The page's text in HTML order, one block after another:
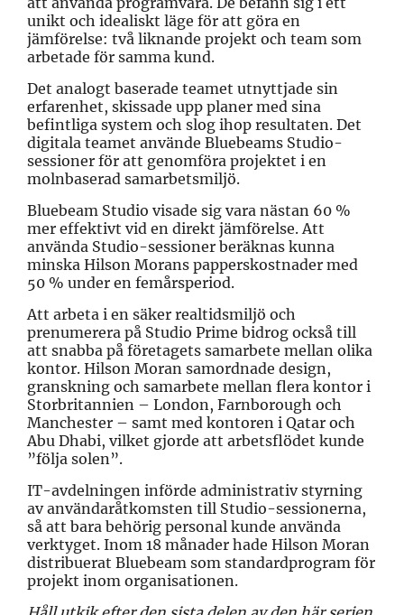
unikt och idealiskt läge för att göra en
jämförelse: två liknande projekt och team som
arbetade för samma kund.
Det analogt baserade teamet utnyttjade sin
erfarenhet, skissade upp planer med sina
befintliga system och slog ihop resultaten. Det
digitala teamet använde Bluebeams Studio-
sessioner för att genomföra projektet i en
molnbaserad samarbetsmiljö.
Bluebeam Studio visade sig vara nästan 60 %
mer effektivt vid en direkt jämförelse. Att
använda Studio-sessioner beräknas kunna
minska Hilson Morans papperskostnader med
50 % under en femårsperiod.
Att arbeta i en säker realtidsmiljö och
prenumerera på Studio Prime bidrog också till
att snabba på företagets samarbete mellan olika
kontor. Hilson Moran samordnade design,
granskning och samarbete mellan flera kontor i
Storbritannien – London, Farnborough och
Manchester – samt med kontoren i Qatar och
Abu Dhabi, vilket gjorde att arbetsflödet kunde
”följa solen”.
IT-avdelningen införde administrativ styrning
av användaråtkomsten till Studio-sessionerna,
så att bara behörig personal kunde använda
verktyget. Inom 18 månader hade Hilson Moran
distribuerat Bluebeam som standardprogram för
projekt inom organisationen.